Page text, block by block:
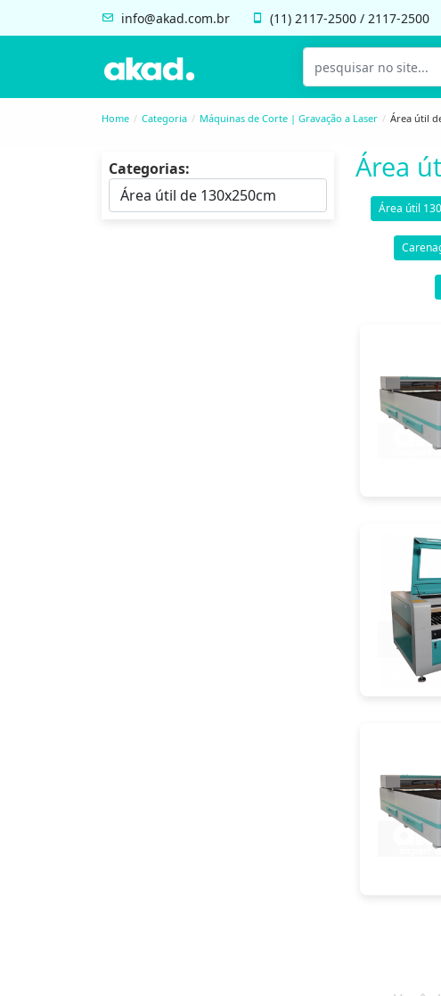
info@akad.com.br (11) 2117-2500 / 2117-2500
Home Categoria Máquinas de Corte | Gravação a Laser Área útil
Categorias: Área
Área útil